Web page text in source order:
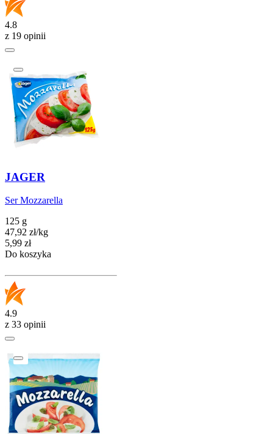
4.8
z 19 opinii
JAGER
Ser Mozzarella
125 g
47,92 zł/kg
Cena
5,99 zł
Do koszyka
4.9
z 33 opinii